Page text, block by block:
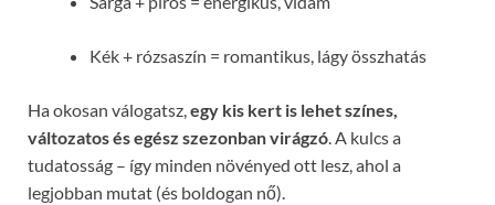
Kék + rózsaszín = romantikus, lágy összhatás
Ha okosan válogatsz,egy kis kert is lehet színes,
változatos és egész szezonban virágzó. A kulcs a
tudatosság – így minden növényed ott lesz, ahol a
legjobban mutat (és boldogan nő).